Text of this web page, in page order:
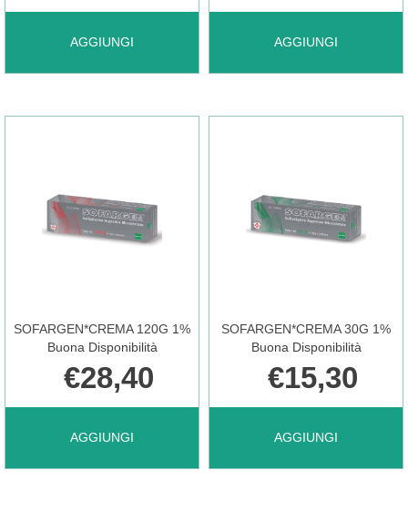
AGGIUNGI
AGGIUNGI PROCTOSOLL*CREMA
OTC AL
AGGIUNGI
AGGIUNGI RESVIS
12CPR
CARRELLO
SOFARGEN*CREMA 120G 1%
Buona Disponibilità
€28,40
AGGIUNGI
AGGIUNGI SOFARGEN*CREMA
SOFARGEN*CREMA 30G 1%
Buona Disponibilità
€15,30
AGGIUNGI
AGGIUNGI